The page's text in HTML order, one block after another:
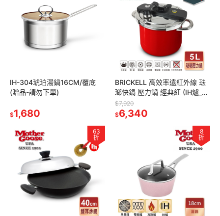
IH-304琥珀湯鍋16CM/覆底
(贈品-請勿下單)
$1,680
BRICKELL 高效率遠紅外線 琺
瑯快鍋 壓力鍋 經典紅 (IH爐_電
磁爐_瓦斯爐適用)
$7,920
$6,340
63
折
8
折